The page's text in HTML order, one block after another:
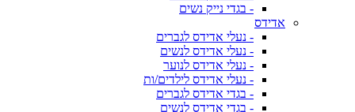
- בגדי נייק נשים
אדידס
- נעלי אדידס לגברים
- נעלי אדידס לנשים
- נעלי אדידס לנוער
- נעלי אדידס לילדים/ות
- בגדי אדידס לגברים
- בגדי אדידס לנשים